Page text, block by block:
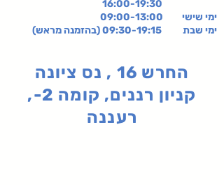
ימי שישי 09:00-13:00
ימי שבת 09:30-19:15 (בהזמנה מראש)
החרש 16 , נס ציונה
קניון רננים, קומה 2-,
רעננה